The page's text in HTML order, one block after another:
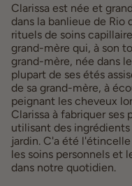
Clarissa est née et
dans la banlieue de Rio
rituels de soins
grand-mère qui, à son
grand-mère, née dans
plupart de ses étés
de sa grand-mère, à
peignant les cheveux
Clarissa à fabriquer ses
utilisant des
jardin. C'a été
les soins personnels et
dans notre quotidien.